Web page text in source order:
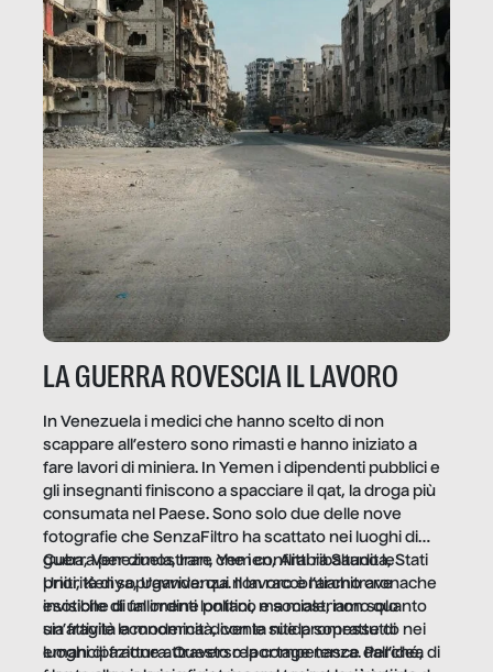
LA GUERRA ROVESCIA IL LAVORO
In Venezuela i medici che hanno scelto di non
scappare all’estero sono rimasti e hanno iniziato a
fare lavori di miniera. In Yemen i dipendenti pubblici e
gli insegnanti finiscono a spacciare il qat, la droga più
consumata nel Paese. Sono solo due delle nove
fotografie che SenzaFiltro ha scattato nei luoghi di
guerra per dimostrare che i conflitti ribaltano le
priorità di sopravvivenza. Il lavoro è l’architrave
invisibile di un ordine politico e sociale, non solo
un’attività economica: diventa nitida soprattutto nei
luoghi di frattura. Questo reportage nasce dall’idea
Cuba, Venezuela, Iran, Yemen, Arabia Saudita, Stati
Uniti, Kenya, Uganda: qui non raccontiamo cronache
esotiche di fallimenti lontani, ma mostriamo quanto
sia fragile la modernità, con le sue promesse di
emancipazione attraverso la competenza. Perché, di